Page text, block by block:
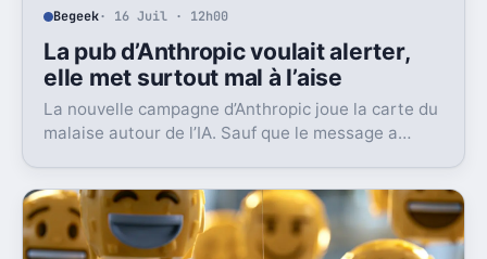
Begeek· 16 Juil · 12h00
La pub d’Anthropic voulait alerter,
elle met surtout mal à l’aise
La nouvelle campagne d’Anthropic joue la carte du
malaise autour de l’IA. Sauf que le message a